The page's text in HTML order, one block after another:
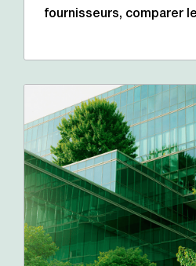
fournisseurs, comparer